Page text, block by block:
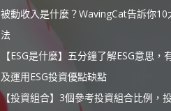
被動收入是什麼？WavingCat告訴你10
法
【ESG是什麼】五分鐘了解ESG意思，
及運用ESG投資優點缺點
【投資組合】3個參考投資組合比例，